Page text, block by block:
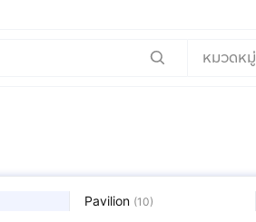
หมวดหมู่
Pavilion (10)